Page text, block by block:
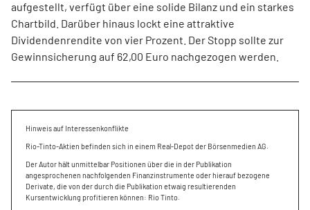
aufgestellt, verfügt über eine solide Bilanz und ein starkes
Chartbild. Darüber hinaus lockt eine attraktive
Dividendenrendite von vier Prozent. Der Stopp sollte zur
Gewinnsicherung auf 62,00 Euro nachgezogen werden.
Hinweis auf Interessenkonflikte
Rio-Tinto-Aktien befinden sich in einem Real-Depot der Börsenmedien AG.
Der Autor hält unmittelbar Positionen über die in der Publikation
angesprochenen nachfolgenden Finanzinstrumente oder hierauf bezogene
Derivate, die von der durch die Publikation etwaig resultierenden
Kursentwicklung profitieren können: Rio Tinto.